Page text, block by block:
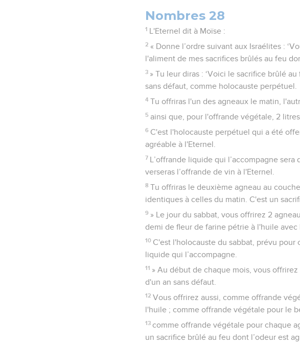
Nombres 28
1 L'Eternel dit à Moïse :
2 « Donne l’ordre suivant aux Israélites :
l'aliment de mes sacrifices brûlés au feu
3 » Tu leur diras : ‘Voici le sacrifice brûlé
sans défaut, comme holocauste perpétuel.
4 Tu offriras l'un des agneaux le matin,
5 ainsi que, pour l'offrande végétale, 2
6 C'est l'holocauste perpétuel qui a été
agréable à l'Eternel.
7
L’offrande liquide qui l’accompagne
verseras l’offrande de vin à l'Eternel.
8 Tu offriras le deuxième agneau au
identiques à celles du matin. C'est un
9 » Le jour du sabbat, vous offrirez 2
demi de fleur de farine pétrie à l'huile avec
10 C'est l'holocauste du sabbat, prévu
liquide qui l’accompagne.
11 » Au début de chaque mois, vous
d'un an sans défaut.
12 Vous offrirez aussi, comme offrande
l'huile ; comme offrande végétale pour le
13 comme offrande végétale pour chaque
un sacrifice brûlé au feu dont l’odeur est